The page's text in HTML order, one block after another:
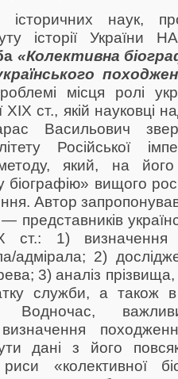
наук,
історії України
«Колективна
місця ролі
ХІХ ст., якій науковці
Васильович
Російської
методу, який, на
біографію» вищого
Автор
— представників
ст.: 1)
адмірала; 2)
3) аналіз прізвища,
служби, а також в
Водночас,
дані з його
«колективної